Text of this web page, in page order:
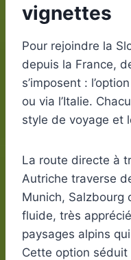
vignettes
Pour rejoindre la
depuis la France,
s’imposent :
ou via l’Italie.
style de voyage et
La route directe à
Autriche traverse
Munich, Salzbourg
fluide, très
paysages alpins
Cette option